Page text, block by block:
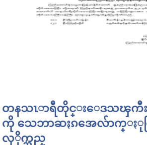
တနသၤာရီတိုင္းေဒသၾကီး ၀
ကို သေဘာဆႏၵအေလ်ာက္ႏုတ္
လုိုက္သည္